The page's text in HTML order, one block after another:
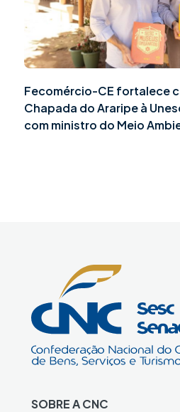
Fecomércio-CE fortalece
Chapada do Araripe à
com ministro do Meio
SOBRE A CNC